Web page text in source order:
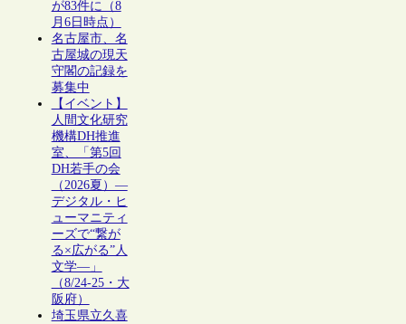
が83件に（8
月6日時点）
名古屋市、名
古屋城の現天
守閣の記録を
募集中
【イベント】
人間文化研究
機構DH推進
室、「第5回
DH若手の会
（2026夏）―
デジタル・ヒ
ューマニティ
ーズで“繋が
る×広がる”人
文学―」
（8/24-25・大
阪府）
埼玉県立久喜